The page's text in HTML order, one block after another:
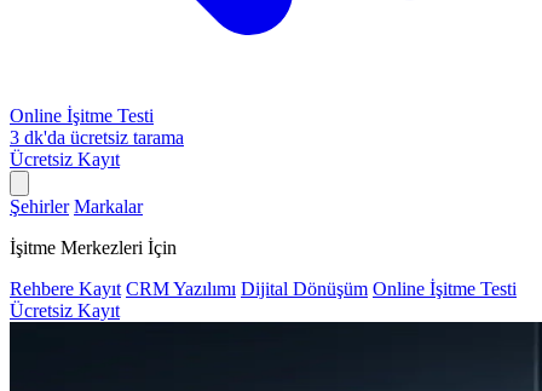
Online İşitme Testi
3 dk'da ücretsiz tarama
Ücretsiz Kayıt
Şehirler Markalar
İşitme Merkezleri İçin
Rehbere Kayıt CRM Yazılımı Dijital Dönüşüm Online İşitme Testi
Ücretsiz Kayıt